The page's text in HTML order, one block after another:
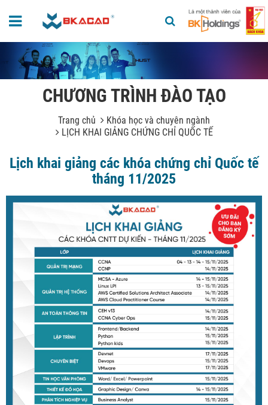
CHƯƠNG TRÌNH ĐÀO TẠO
Trang chủ
Khóa học và chuyên ngành
LỊCH KHAI GIẢNG CHỨNG CHỈ QUỐC TẾ
Lịch khai giảng các khóa chứng chỉ Quốc tế
tháng 11/2025